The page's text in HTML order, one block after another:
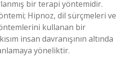
bir terapi yöntemidir.
Hipnoz, dil sürçmeleri ve
kullanan bir
insan davranışının altında
yöneliktir.